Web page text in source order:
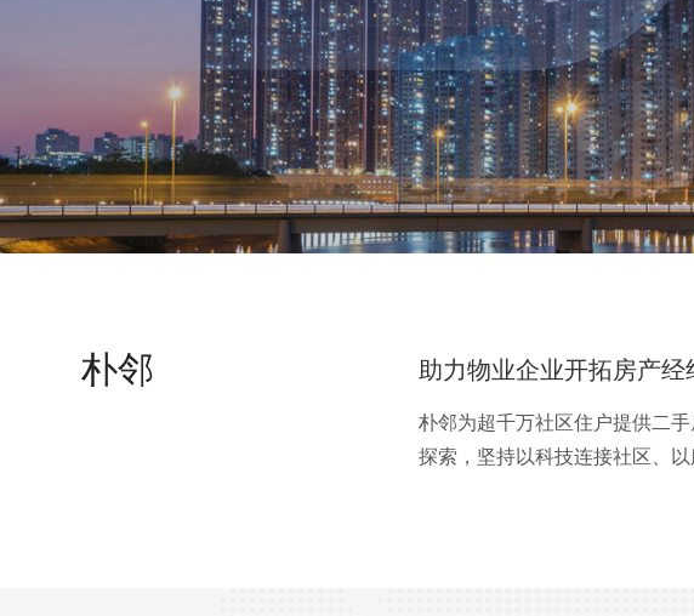
朴邻 助力物业企业开拓房产
朴邻为超千万社区住户提供二
探索，坚持以科技连接社区、